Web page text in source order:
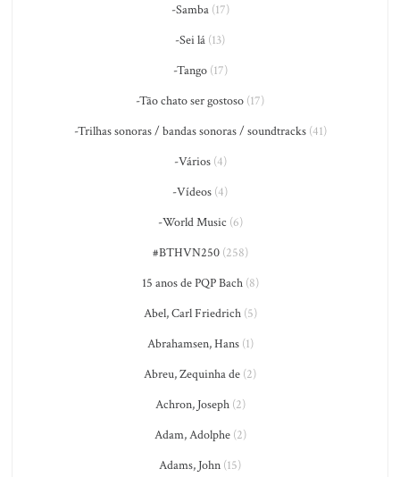
-Samba(17)
-Sei lá (13)
-Tango(17)
-Tão chato ser gostoso (17)
-Trilhas sonoras / bandas sonoras / soundtracks(41)
-Vários(4)
-Vídeos (4)
-World Music (6)
#BTHVN250(258)
15 anos de PQP Bach(8)
Abel, Carl Friedrich(5)
Abrahamsen, Hans(1)
Abreu, Zequinha de (2)
Achron, Joseph(2)
Adam, Adolphe(2)
Adams, John (15)